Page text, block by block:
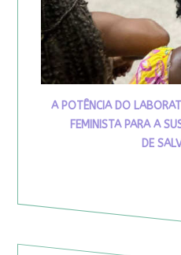
A POTÊNCIA DO
FEMINISTA PARA A
DE